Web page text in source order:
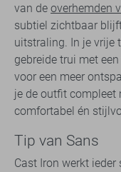
van de overhemden
subtiel zichtbaar
uitstraling. In je vrije
gebreide trui met
voor een meer
je de outfit compleet
comfortabel én
Tip van Sans
Cast Iron werkt